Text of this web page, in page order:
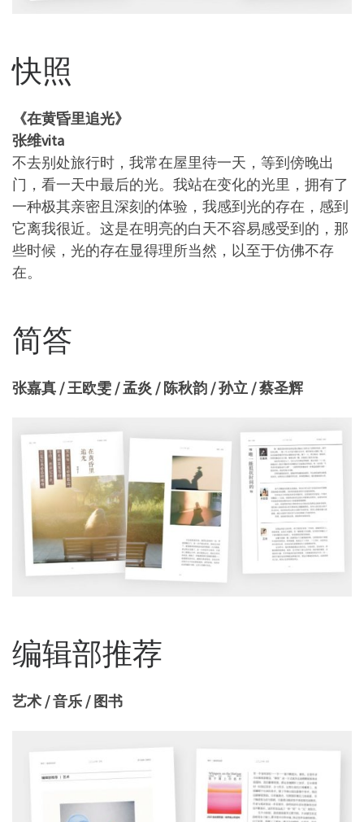
快照
《在黄昏里追光》
张维vita
不去别处旅行时，我常在屋里待一天，等到傍晚出
门，看一天中最后的光。我站在变化的光里，拥有了
一种极其亲密且深刻的体验，我感到光的存在，感到
它离我很近。这是在明亮的白天不容易感受到的，那
些时候，光的存在显得理所当然，以至于仿佛不存
在。
简答
张嘉真 / 王欧雯 / 孟炎 / 陈秋韵 / 孙立 / 蔡圣辉
编辑部推荐
艺术 / 音乐 / 图书